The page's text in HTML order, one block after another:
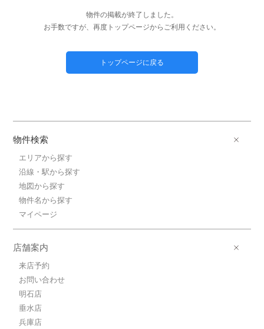
物件の掲載が終了しました。
お手数ですが、再度トップページからご利用ください。
トップページに戻る
物件検索
エリアから探す
沿線・駅から探す
地図から探す
物件名から探す
マイページ
店舗案内
来店予約
お問い合わせ
明石店
垂水店
兵庫店